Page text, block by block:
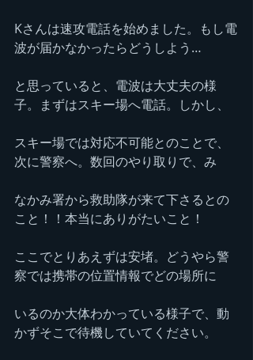
Kさんは速攻電話を始めました。もし電
波が届かなかったらどうしよう…
と思っていると、電波は大丈夫の様
子。まずはスキー場へ電話。しかし、
スキー場では対応不可能とのことで、
次に警察へ。数回のやり取りで、み
なかみ署から救助隊が来て下さるとの
こと！！本当にありがたいこと！
ここでとりあえずは安堵。どうやら警
察では携帯の位置情報でどの場所に
いるのか大体わかっている様子で、動
かずそこで待機していてください。